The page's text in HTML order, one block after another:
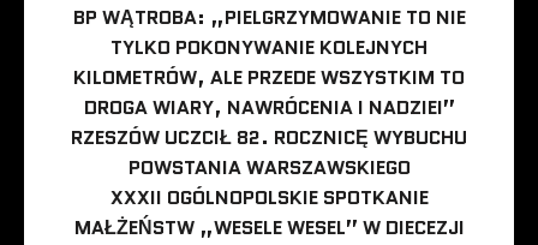
BP WĄTROBA: „PIELGRZYMOWANIE TO NIE
TYLKO POKONYWANIE KOLEJNYCH
KILOMETRÓW, ALE PRZEDE WSZYSTKIM TO
DROGA WIARY, NAWRÓCENIA I NADZIEI”
RZESZÓW UCZCIŁ 82. ROCZNICĘ WYBUCHU
POWSTANIA WARSZAWSKIEGO
XXXII OGÓLNOPOLSKIE SPOTKANIE
MAŁŻEŃSTW „WESELE WESEL” W DIECEZJI